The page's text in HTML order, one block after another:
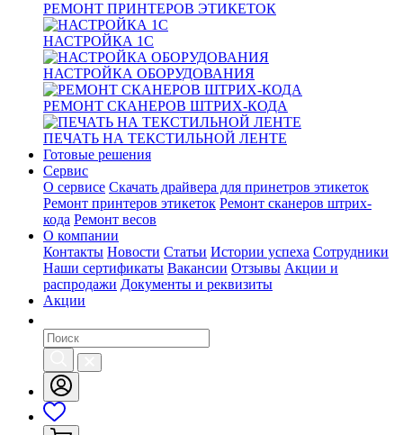
РЕМОНТ ПРИНТЕРОВ ЭТИКЕТОК
НАСТРОЙКА 1С
НАСТРОЙКА ОБОРУДОВАНИЯ
РЕМОНТ СКАНЕРОВ ШТРИХ-КОДА
ПЕЧАТЬ НА ТЕКСТИЛЬНОЙ ЛЕНТЕ
Готовые решения
Сервис
О сервисе Скачать драйвера для принетров этикеток
Ремонт принтеров этикеток Ремонт сканеров штрих-
кода Ремонт весов
О компании
Контакты Новости Статьи Истории успеха Сотрудники
Наши сертификаты Вакансии Отзывы Акции и
распродажи Документы и реквизиты
Акции